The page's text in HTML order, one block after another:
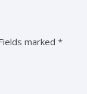
marked *